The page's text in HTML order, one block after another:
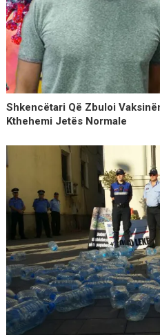
Shkencëtari Që Zbuloi
Kthehemi Jetës Normale